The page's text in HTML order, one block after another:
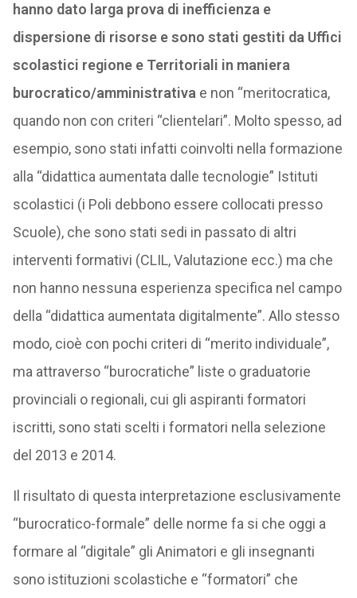
hanno dato larga prova di inefficienza e
dispersione di risorse e sono stati gestiti da Uffici
scolastici regione e Territoriali in maniera
burocratico/amministrativa e non “meritocratica,
quando non con criteri “clientelari”. Molto spesso, ad
esempio, sono stati infatti coinvolti nella formazione
alla “didattica aumentata dalle tecnologie” Istituti
scolastici (i Poli debbono essere collocati presso
Scuole), che sono stati sedi in passato di altri
interventi formativi (CLIL, Valutazione ecc.) ma che
non hanno nessuna esperienza specifica nel campo
della “didattica aumentata digitalmente”. Allo stesso
modo, cioè con pochi criteri di “merito individuale”,
ma attraverso “burocratiche” liste o graduatorie
provinciali o regionali, cui gli aspiranti formatori
iscritti, sono stati scelti i formatori nella selezione
del 2013 e 2014.
Il risultato di questa interpretazione esclusivamente
“burocratico-formale” delle norme fa si che oggi a
formare al “digitale” gli Animatori e gli insegnanti
sono istituzioni scolastiche e “formatori” che